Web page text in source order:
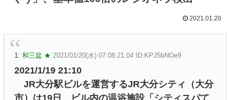
2021.01.20
1: 和三盆 ★ 2021/01/20(水) 07:08:21.04 ID:KPJ5bNOe9
2021/1/19 21:10
JR大分駅ビルを運営するJR大分シティ（大分
市）は19日、ビル内の温浴施設「シティスパて